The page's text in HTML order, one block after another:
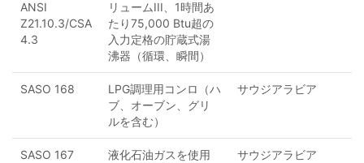
ANSI
Z21.10.3/CSA
4.3
リュームIII、1時間あ
たり75,000 Btu超の
入力定格の貯蔵式湯
沸器（循環、瞬間）
SASO 168
LPG調理用コンロ（ハ
ブ、オーブン、グリ
ルを含む）
サウジアラビア
SASO 167
液化石油ガスを使用
サウジアラビア